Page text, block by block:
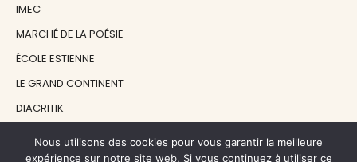
IMEC
MARCHÉ DE LA POÉSIE
ÉCOLE ESTIENNE
LE GRAND CONTINENT
DIACRITIK
Nous utilisons des cookies pour vous garantir la meilleure
expérience sur notre site web. Si vous continuez à utiliser ce